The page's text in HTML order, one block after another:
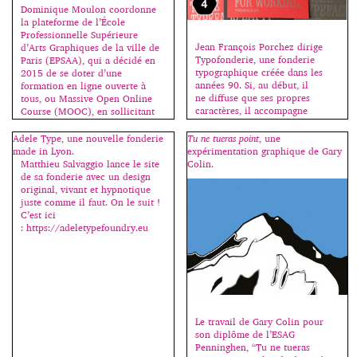
Dominique Moulon coordonne
la plateforme de l’École
Professionnelle Supérieure
d’Arts Graphiques de la ville de
Paris (EPSAA), qui a décidé en
2015 de se doter d’une
formation en ligne ouverte à
tous, ou Massive Open Online
Course (MOOC), en sollicitant
les compétences et en exploitant
les ressources dédiées à
l’enseignement des médias
digitaux. Ainsi le MOOC de
l’EPSAA Ville de Paris […]
Jean François Porchez dirige
Typofonderie, une fonderie
typographique créée dans les
années 90. Si, au début, il
ne diffuse que ses propres
caractères, il accompagne
maintenant d’autres créateurs
qu’il commercialise également.
En parallèle, il est à la tête
de ZeCraft qui crée des
caractères est la terminologie
précise qu’il utilise pour définir
son métier, […]
Adele Type, une nouvelle fonderie
made in Lyon.
Matthieu Salvaggio lance le site
de sa fonderie avec un design
original, vivant et hypnotique
juste comme il faut. On le suit !
C’est ici
: https://adeletypefoundry.eu
Tu ne tueras point, une
expérimentation graphique de Gary
Colin.
Le travail de Gary Colin pour
son diplôme de l’ESAG
Penninghen, “Tu ne tueras